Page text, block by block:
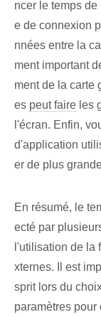
ncer le temps
e de connexion
nnées entre la
ment important
ment de la carte
es peut faire les
l'écran. Enfin,
d'application
er de plus
En résumé, le
ecté par
l'utilisation de la
xternes. Il est
sprit lors du
paramètres